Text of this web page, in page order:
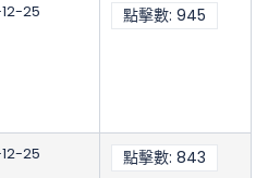
25 點擊數: 945
25 點擊數: 843